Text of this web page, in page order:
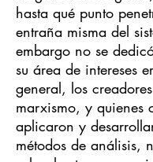
hasta qué punto
entraña misma del
embargo no se
su área de intereses
general, los
marxismo, y quienes
aplicaron y
métodos de análisis,